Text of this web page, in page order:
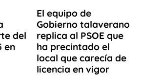
del
en
El equipo de
Gobierno talaverano
replica al PSOE que
ha precintado el
local que carecía de
licencia en vigor